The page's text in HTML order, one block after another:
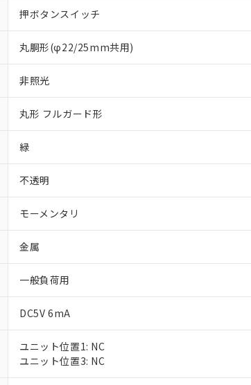
押ボタンスイッチ
丸胴形(φ22/25mm共用)
非照光
丸形 フルガード形
緑
不透明
モーメンタリ
金属
一般負荷用
DC5V 6mA
ユニット位置1: NC
ユニット位置3: NC
※1 対応状況
対応済み：EU RoHS指令（10物質）の非
対応予定：EU RoHS指令（10物質）の非含有
対応予定なし：EU RoHS指令（10物質）の非